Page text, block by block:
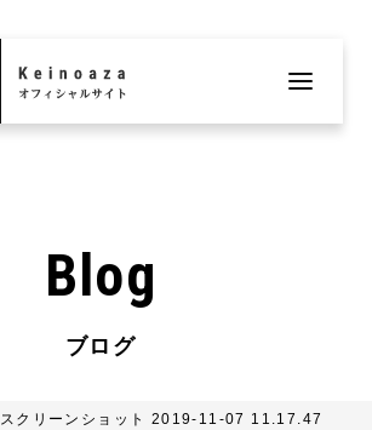
Blog
ブログ
スクリーンショット 2019-11-07 11.17.47